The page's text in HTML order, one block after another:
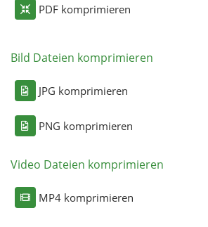
PDF komprimieren
Bild Dateien komprimieren
JPG komprimieren
PNG komprimieren
Video Dateien komprimieren
MP4 komprimieren